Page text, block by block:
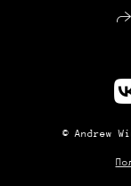
© Andrew